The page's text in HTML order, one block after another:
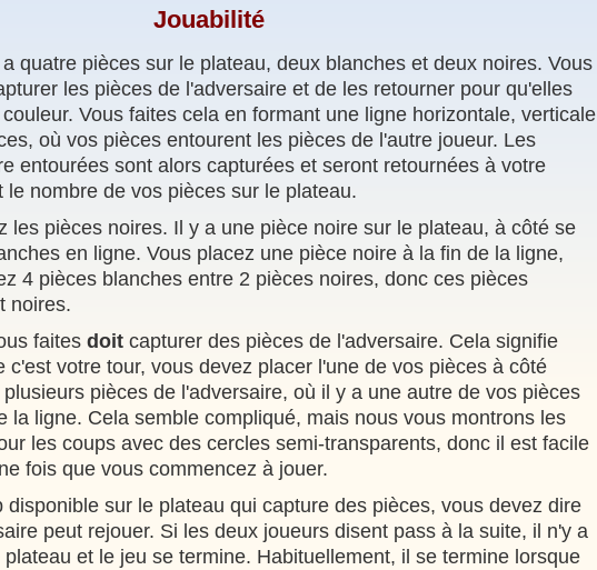
Jouabilité
quatre pièces sur le plateau, deux blanches et deux noires. Vous
les pièces de l'adversaire et de les retourner pour qu'elles
Vous faites cela en formant une ligne horizontale, verticale
où vos pièces entourent les pièces de l'autre joueur. Les
entourées sont alors capturées et seront retournées à votre
le nombre de vos pièces sur le plateau.
les pièces noires. Il y a une pièce noire sur le plateau, à côté se
en ligne. Vous placez une pièce noire à la fin de la ligne,
4 pièces blanches entre 2 pièces noires, donc ces pièces
noires.
faites doit capturer des pièces de l'adversaire. Cela signifie
c'est votre tour, vous devez placer l'une de vos pièces à côté
pièces de l'adversaire, où il y a une autre de vos pièces
la ligne. Cela semble compliqué, mais nous vous montrons les
les coups avec des cercles semi-transparents, donc il est facile
fois que vous commencez à jouer.
disponible sur le plateau qui capture des pièces, vous devez dire
peut rejouer. Si les deux joueurs disent pass à la suite, il n'y a
et le jeu se termine. Habituellement, il se termine lorsque